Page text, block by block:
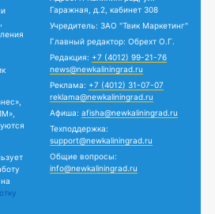
Гаражная, д.2, кабинет 308
Учредитель: ЗАО "Твик Маркетинг"
Главный редактор: Обрехт О.Г.
Редакция: +7 (4012) 99-21-76
news@newkaliningrad.ru
Реклама: +7 (4012) 31-07-07
reklama@newkaliningrad.ru
Афиша: afisha@newkaliningrad.ru
Техподдержка:
support@newkaliningrad.ru
Общие вопросы:
info@newkaliningrad.ru